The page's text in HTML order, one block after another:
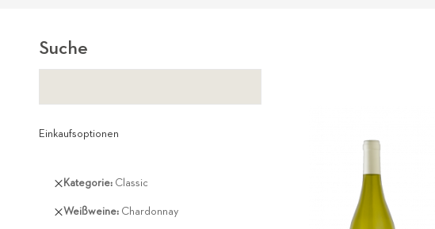
Suche
Einkaufsoptionen
Kategorie Classic
Diesen
entfernen
Weißweine Chardonnay
Diesen